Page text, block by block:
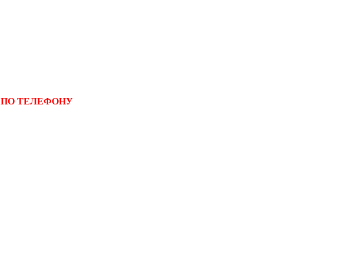
ПО ТЕЛЕФОНУ